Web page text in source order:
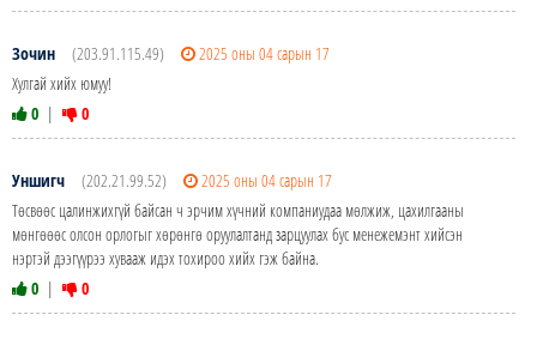
Зочин (203.91.115.49)
2025 оны 04 сарын 17
Хулгай хийх юмуу!
0 | 0
Уншигч (202.21.99.52)
2025 оны 04 сарын 17
Төсвөөс цалинжихгүй байсан ч эрчим хүчний компаниудаа мөлжиж, цахилгааны
мөнгөөөс олсон орлогыг хөрөнгө оруулалтанд зарцуулах бус менежемэнт хийсэн
нэртэй дээгүүрээ хувааж идэх тохироо хийх гэж байна.
0 | 0